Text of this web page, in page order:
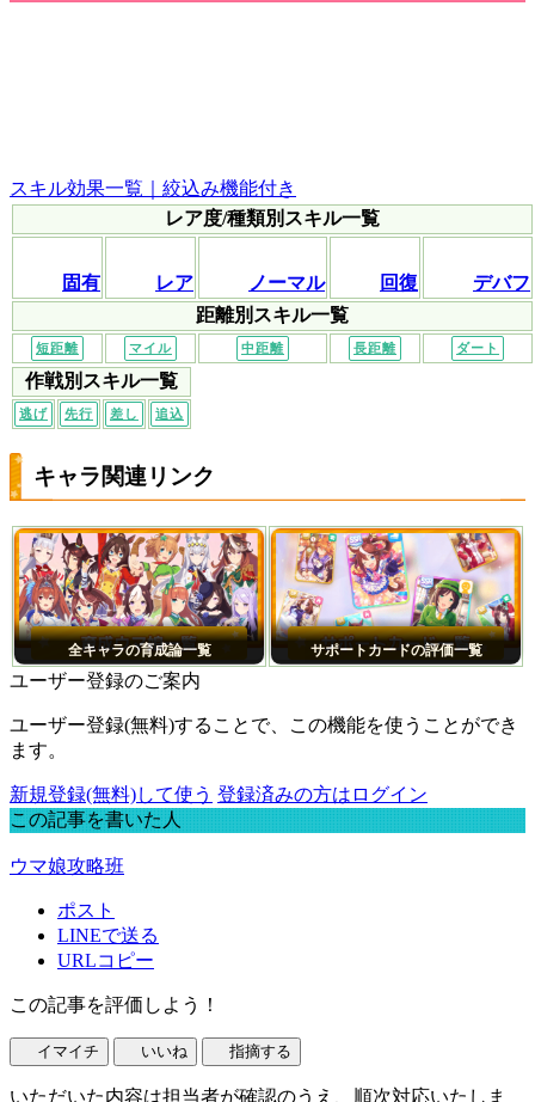
スキル効果一覧｜絞込み機能付き
レア度/種類別スキル一覧
固有 レア ノーマル 回復
デバフ
距離別スキル一覧
短距離 マイル 中距離 長距離 ダート
作戦別スキル一覧
逃げ 先行 差し 追込
キャラ関連リンク
全キャラの育成論一覧 サポートカードの評価一覧
ユーザー登録のご案内
ユーザー登録(無料)することで、この機能を使うことができ
ます。
新規登録(無料)して使う 登録済みの方はログイン
この記事を書いた人
ウマ娘攻略班
ポスト
LINEで送る
URLコピー
この記事を評価しよう！
イマイチ いいね 指摘する
いただいた内容は担当者が確認のうえ、順次対応いたしま